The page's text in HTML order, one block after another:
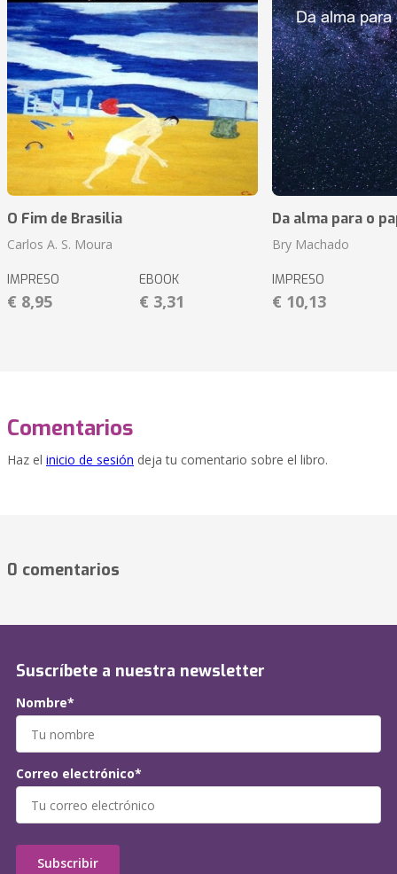
O Fim de Brasilia
Carlos A. S. Moura
IMPRESO
€ 8,95
EBOOK
€ 3,31
Da alma para o
Bry Machado
IMPRESO
€ 10,13
Comentarios
Haz el inicio de sesión deja tu comentario sobre el libro.
0 comentarios
Suscríbete a nuestra newsletter
Nombre*
Correo electrónico*
Subscribir